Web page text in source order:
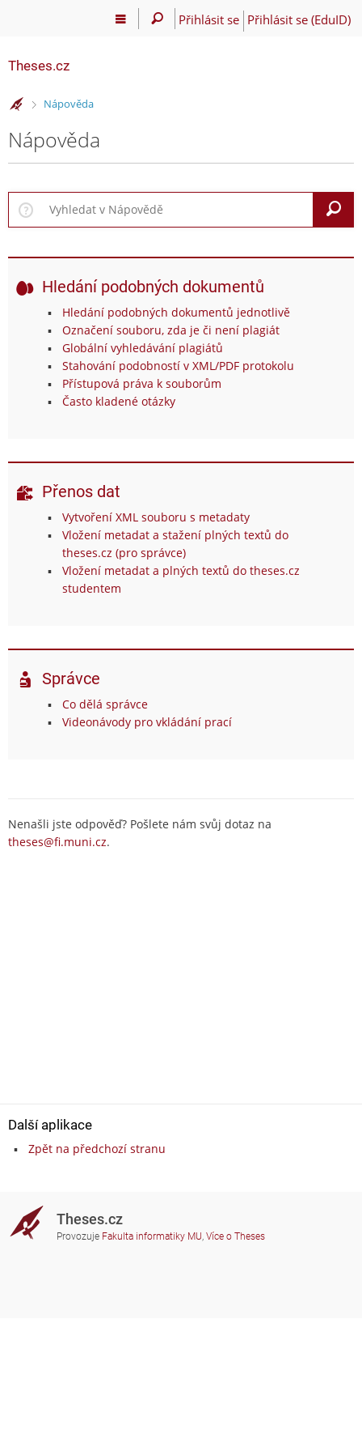
Přihlásit se Přihlásit se (EduID)
Theses.cz
>Nápověda
Nápověda
Hledání podobných dokumentů
Hledání podobných dokumentů jednotlivě
Označení souboru, zda je či není plagiát
Globální vyhledávání plagiátů
Stahování podobností v XML/PDF protokolu
Přístupová práva k souborům
Často kladené otázky
Přenos dat
Vytvoření XML souboru s metadaty
Vložení metadat a stažení plných textů do
theses.cz (pro správce)
Vložení metadat a plných textů do theses.cz
studentem
Správce
Co dělá správce
Videonávody pro vkládání prací
Nenašli jste odpověď? Pošlete nám svůj dotaz na
theses@fi.muni.cz.
Další aplikace
Zpět na předchozí stranu
Theses.cz
Provozuje Fakulta informatiky MU, Více o Theses